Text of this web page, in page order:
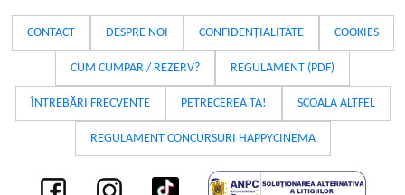
CONTACT DESPRE NOI CONFIDENȚIALITATE COOKIES
CUM CUMPAR / REZERV? REGULAMENT (PDF)
ÎNTREBĂRI FRECVENTE PETRECEREA TA! SCOALA ALTFEL
REGULAMENT CONCURSURI HAPPYCINEMA